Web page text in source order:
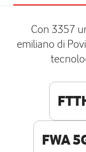
Con 3357
emiliano di
FWA